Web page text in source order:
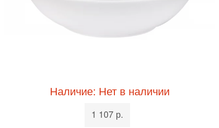
Наличие: Нет в наличии
1 107 р.